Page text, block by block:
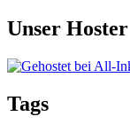
Unser Hoster
Tags